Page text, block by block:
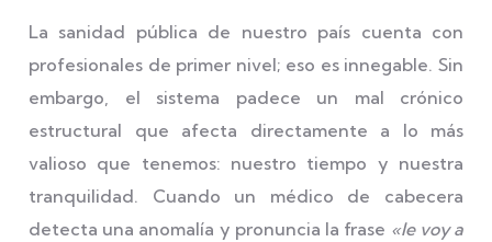
La sanidad pública de nuestro país cuenta con
profesionales de primer nivel; eso es innegable. Sin
embargo, el sistema padece un mal crónico
estructural que afecta directamente a lo más
valioso que tenemos: nuestro tiempo y nuestra
tranquilidad. Cuando un médico de cabecera
detecta una anomalía y pronuncia la frase «le voy a